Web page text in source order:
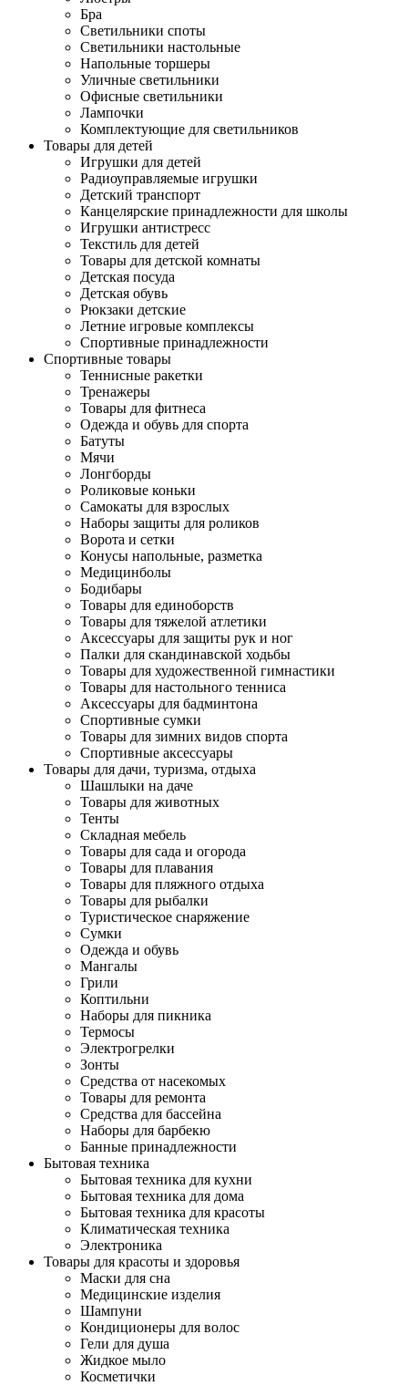
Бра
Светильники споты
Светильники настольные
Напольные торшеры
Уличные светильники
Офисные светильники
Лампочки
Комплектующие для светильников
Товары для детей
Игрушки для детей
Радиоуправляемые игрушки
Детский транспорт
Канцелярские принадлежности для школы
Игрушки антистресс
Текстиль для детей
Товары для детской комнаты
Детская посуда
Детская обувь
Рюкзаки детские
Летние игровые комплексы
Спортивные принадлежности
Спортивные товары
Теннисные ракетки
Тренажеры
Товары для фитнеса
Одежда и обувь для спорта
Батуты
Мячи
Лонгборды
Роликовые коньки
Самокаты для взрослых
Наборы защиты для роликов
Ворота и сетки
Конусы напольные, разметка
Медицинболы
Бодибары
Товары для единоборств
Товары для тяжелой атлетики
Аксессуары для защиты рук и ног
Палки для скандинавской ходьбы
Товары для художественной гимнастики
Товары для настольного тенниса
Аксессуары для бадминтона
Спортивные сумки
Товары для зимних видов спорта
Спортивные аксессуары
Товары для дачи, туризма, отдыха
Шашлыки на даче
Товары для животных
Тенты
Складная мебель
Товары для сада и огорода
Товары для плавания
Товары для пляжного отдыха
Товары для рыбалки
Туристическое снаряжение
Сумки
Одежда и обувь
Мангалы
Грили
Коптильни
Наборы для пикника
Термосы
Электрогрелки
Зонты
Средства от насекомых
Товары для ремонта
Средства для бассейна
Наборы для барбекю
Банные принадлежности
Бытовая техника
Бытовая техника для кухни
Бытовая техника для дома
Бытовая техника для красоты
Климатическая техника
Электроника
Товары для красоты и здоровья
Маски для сна
Медицинские изделия
Шампуни
Кондиционеры для волос
Гели для душа
Жидкое мыло
Косметички